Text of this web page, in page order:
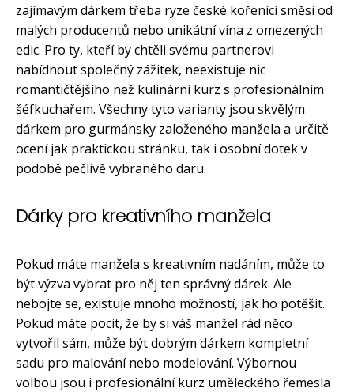
zajímavým dárkem třeba ryze české kořenící směsi od
malých producentů nebo unikátní vína z omezených
edic. Pro ty, kteří by chtěli svému partnerovi
nabídnout společný zážitek, neexistuje nic
romantičtějšího než kulinární kurz s profesionálním
šéfkuchařem. Všechny tyto varianty jsou skvělým
dárkem pro gurmánsky založeného manžela a určitě
ocení jak praktickou stránku, tak i osobní dotek v
podobě pečlivě vybraného daru.
Dárky pro kreativního manžela
Pokud máte manžela s kreativním nadáním, může to
být výzva vybrat pro něj ten správný dárek. Ale
nebojte se, existuje mnoho možností, jak ho potěšit.
Pokud máte pocit, že by si váš manžel rád něco
vytvořil sám, může být dobrým dárkem kompletní
sadu pro malování nebo modelování. Výbornou
volbou jsou i profesionální kurz uměleckého řemesla